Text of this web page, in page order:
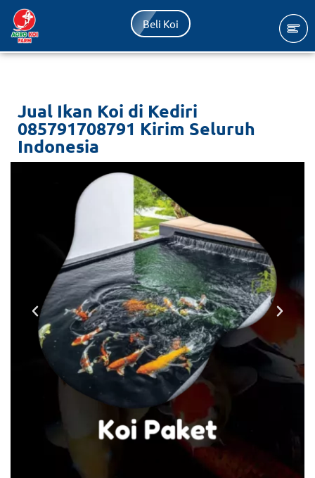
Lompat
ke
Beli Koi
Jual Ikan Koi di Kediri
085791708791 Kirim Seluruh
Indonesia